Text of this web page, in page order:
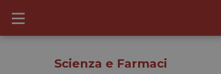
Scienza e Farmaci